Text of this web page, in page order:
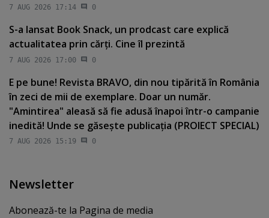
7 AUG 2026 17:14 0
S-a lansat Book Snack, un prodcast care explică
actualitatea prin cărţi. Cine îl prezintă
7 AUG 2026 17:00 0
E pe bune! Revista BRAVO, din nou tipărită în România
în zeci de mii de exemplare. Doar un număr.
"Amintirea" aleasă să fie adusă înapoi într-o campanie
inedită! Unde se găseşte publicaţia (PROIECT SPECIAL)
7 AUG 2026 15:19 0
Newsletter
Abonează-te la Pagina de media